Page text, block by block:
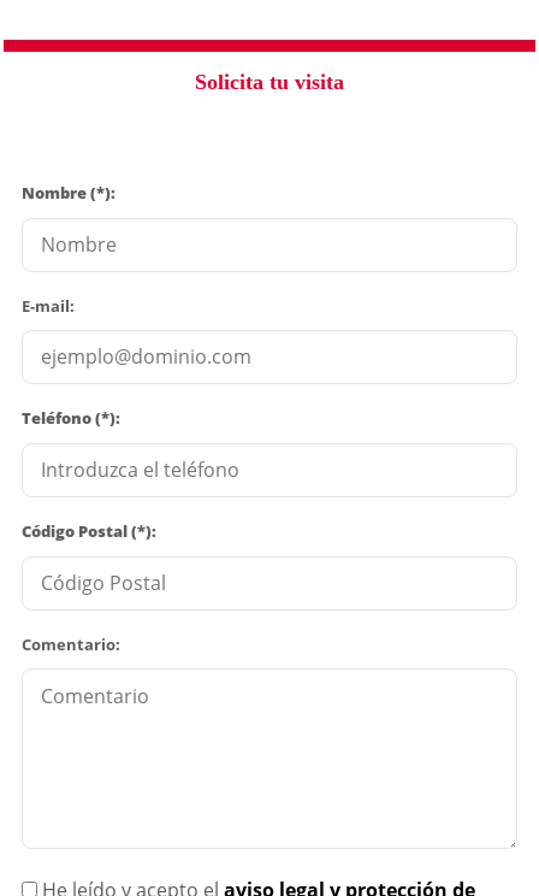
Solicita tu visita
Nombre (*):
E-mail:
Teléfono (*):
Código Postal (*):
Comentario:
He leído y acepto el aviso legal y protección de